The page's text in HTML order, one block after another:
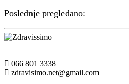
Poslednje pregledano:
066 801 3338
zdravisimo.net@gmail.com